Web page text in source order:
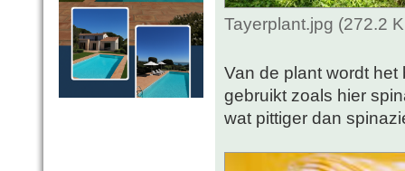
Tayerplant.jpg (272.2
Van de plant wordt
gebruikt zoals hier
wat pittiger dan